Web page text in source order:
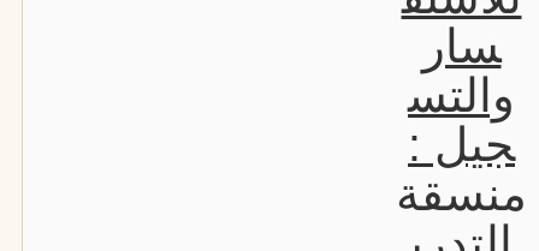
سار
والتس
جيل :
منسقة